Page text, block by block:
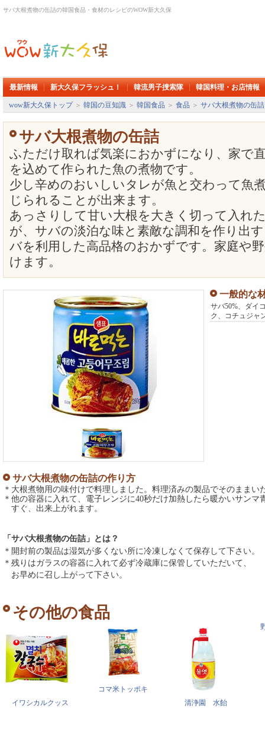
サバ大根煮物の缶詰の韓国食品・食材のレシピのWOW新大久保
最新情報 新大久保フラッシュ！ 韓流男子捜索隊 韓国料理・お店情報
wow新大久保トップ＞ 韓国の豆知識 ＞ 韓国食品 ＞ 食品 ＞ サバ大根煮物の缶詰
サバ大根煮物の缶詰
ふただけ取れば気楽におかずになり、家で
を込めて作られた魚の煮物です。
少し辛めのおいしいタレが魚と交わって魚
じられることが出来ます。
あっさりして甘い大根を大きく切って入れ
が、サバの淡泊な味と素敵な調和を作り出
バを利用した高品格のおかずです。家庭や
けます。
一般的な
サバ50%、ダイ
ク、コチュジャ
サバ大根煮物の缶詰の作り方
＊大根煮物用の味付けで料理しました。料理済みの製品でそのままい
＊他の容器に入れて、電子レンジに40秒だけ加熱したら暖かいサンマ
すぐ、出来上がれます。
「サバ大根煮物の缶詰」とは？
＊開封前の製品は湿気が多くない所に冷凍しなくて保存して下さい。
＊残りはガラスの容器に入れて必ず冷蔵庫に保管していただいて、
お早めに召し上がって下さい。
その他の食品
イワシカルクッス
コマ米トッポキ
清浄園 水飴